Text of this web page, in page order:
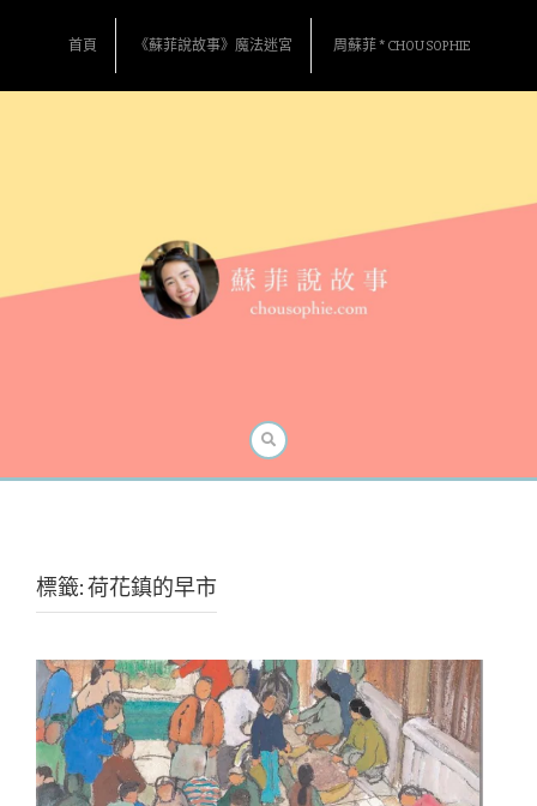
首頁 《蘇菲說故事》魔法迷宮 周蘇菲 * CHOU SOPHIE
標籤:荷花鎮的早市